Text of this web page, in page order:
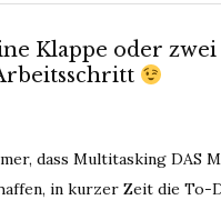
Klappe oder zwei
dass Multitasking DAS
in kurzer Zeit die To-